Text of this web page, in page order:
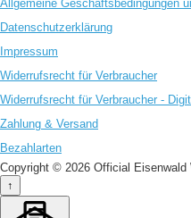
Allgemeine Geschäftsbedingungen
Datenschutzerklärung
Impressum
Widerrufsrecht für Verbraucher
Widerrufsrecht für Verbraucher -
Zahlung & Versand
Bezahlarten
Copyright © 2026 Official Eisenwald
↑